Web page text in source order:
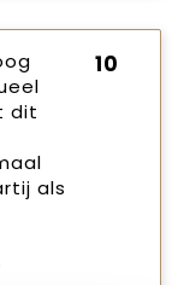
dit
als
10